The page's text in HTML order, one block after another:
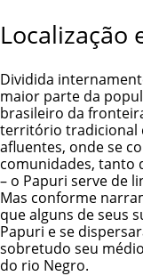
Localização
Dividida
maior parte da
brasileiro da
território tradicional
afluentes, onde se
comunidades, tanto
– o Papuri serve de
Mas conforme
que alguns de seus
Papuri e se
sobretudo seu
do rio Negro.